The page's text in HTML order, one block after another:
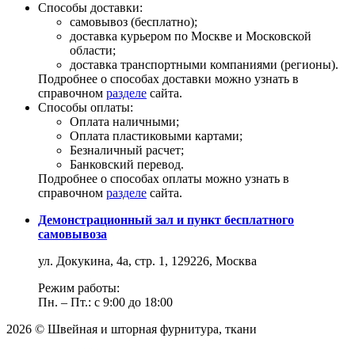
Способы доставки:
самовывоз (бесплатно);
доставка курьером по Москве и Московской
области;
доставка транспортными компаниями (регионы).
Подробнее о способах доставки можно узнать в
справочном разделе сайта.
Способы оплаты:
Оплата наличными;
Оплата пластиковыми картами;
Безналичный расчет;
Банковский перевод.
Подробнее о способах оплаты можно узнать в
справочном разделе сайта.
Демонстрационный зал и пункт бесплатного
самовывоза
ул. Докукина, 4а, стр. 1, 129226, Москва
Режим работы:
Пн. – Пт.: с 9:00 до 18:00
2026 © Швейная и шторная фурнитура, ткани